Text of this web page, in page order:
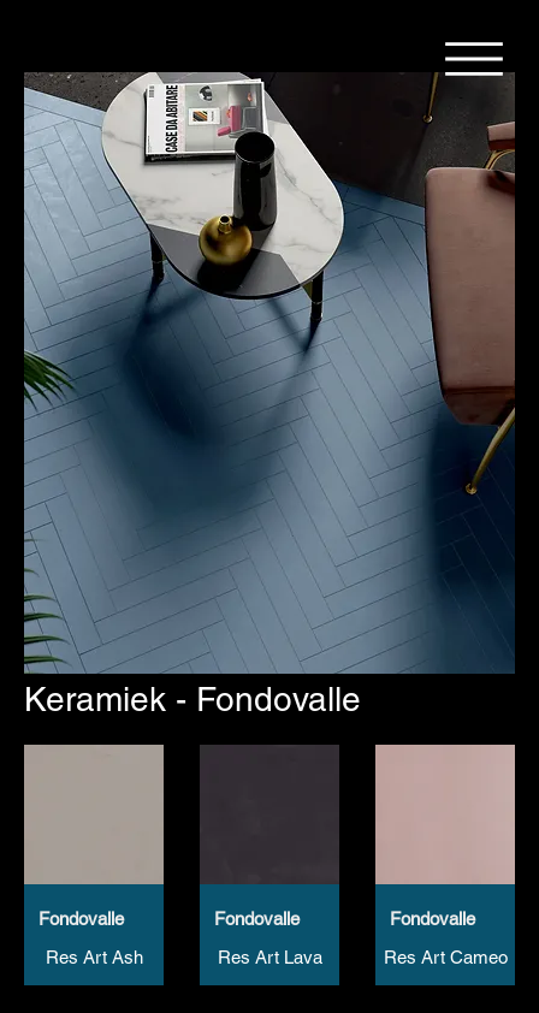
Keramiek - Fondovalle
Fondovalle
Res Art Ash
Fondovalle
Res Art Lava
Fondovalle
Res Art Cameo